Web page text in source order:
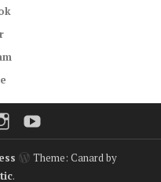
Instagram
Theme: Canard by
.